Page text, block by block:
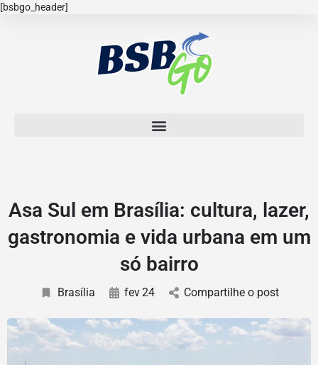
[bsbgo_header]
Asa Sul em Brasília: cultura, lazer,
gastronomia e vida urbana em um
só bairro
Brasília fev24 Compartilhe o post